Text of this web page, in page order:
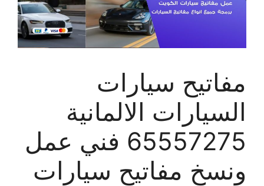
مفاتيح سيارات
السيارات الالمانية
65557275 فني عمل
ونسخ مفاتيح سيارات